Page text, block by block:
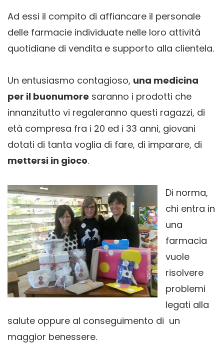
Ad essi il compito di affiancare il personale
delle farmacie individuate nelle loro attività
quotidiane di vendita e supporto alla clientela.
Un entusiasmo contagioso, una medicina
per il buonumore saranno i prodotti che
innanzitutto vi regaleranno questi ragazzi, di
età compresa fra i 20 ed i 33 anni, giovani
dotati di tanta voglia di fare, di imparare, di
mettersi in gioco.
Di norma,
chi entra in
una
farmacia
vuole
risolvere
problemi
legati alla
salute oppure al conseguimento di un
maggior benessere.